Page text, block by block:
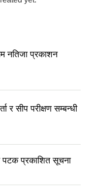
नतिजा प्रकाशन
र सीप परीक्षण सम्बन्धी
पटक प्रकाशित सूचना